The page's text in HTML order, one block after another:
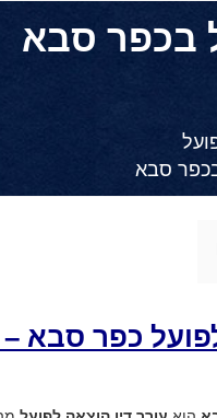
בכפר סבא
סבא
כפר סבא